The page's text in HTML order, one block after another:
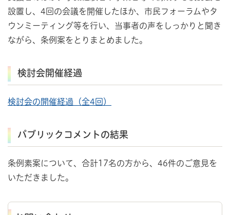
設置し、4回の会議を開催したほか、市民フォーラムやタ
ウンミーティング等を行い、当事者の声をしっかりと聞き
ながら、条例案をとりまとめました。
検討会開催経過
検討会の開催経過（全4回）
パブリックコメントの結果
条例素案について、合計17名の方から、46件のご意見を
いただきました。